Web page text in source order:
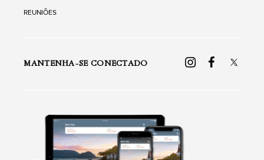
REUNIÕES
MANTENHA-SE CONECTADO